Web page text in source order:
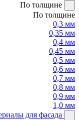
По толщине
По толщине
0,3 мм
0,35 мм
0,4 мм
0,45 мм
0,5 мм
0,6 мм
0,7 мм
0,8 мм
0,9 мм
1,0 мм
для фасада